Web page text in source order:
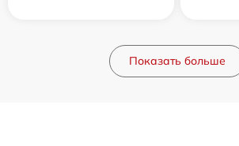
Показать больше